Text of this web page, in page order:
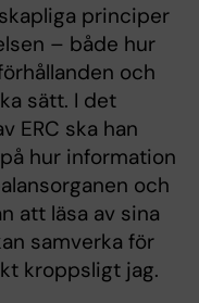
principer
– både hur
och
sätt. I det
ERC ska han
hur information
och
att läsa av sina
samverka för
kroppsligt jag.